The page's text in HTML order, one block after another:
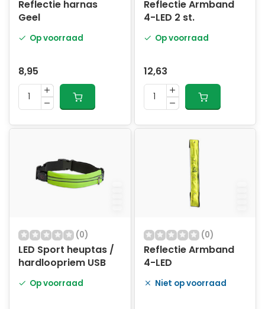
Reflectie harnas
Geel
Op voorraad
8,95
Reflectie Armband
4-LED 2 st.
Op voorraad
12,63
(0)
LED Sport heuptas /
hardloopriem USB
Op voorraad
(0)
Reflectie Armband
4-LED
Niet op voorraad